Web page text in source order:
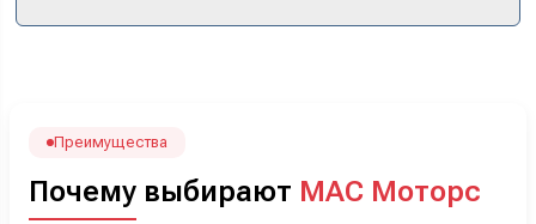
менеджеру Сергею, профессионал своего дела!
Преимущества
Почему выбирают МАС Моторс